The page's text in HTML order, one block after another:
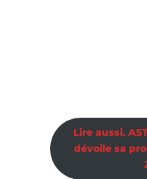
Lire aussi.
dévoile sa